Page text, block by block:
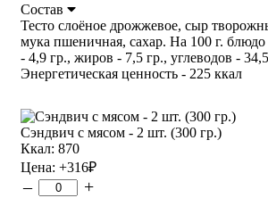
Состав
Тесто слоёное дрожжевое, сыр
мука пшеничная, сахар. На 100 г. блюдо
- 4,9 гр., жиров - 7,5 гр., углеводов -
Энергетическая ценность - 225 ккал
Сэндвич с мясом - 2 шт. (300 гр.)
Ккал: 870
Цена: +316₽
– +